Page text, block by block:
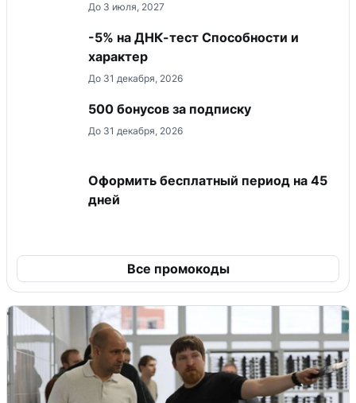
До 3 июля, 2027
-5% на ДНК-тест Способности и
характер
До 31 декабря, 2026
500 бонусов за подписку
До 31 декабря, 2026
Оформить бесплатный период на 45
дней
Все промокоды